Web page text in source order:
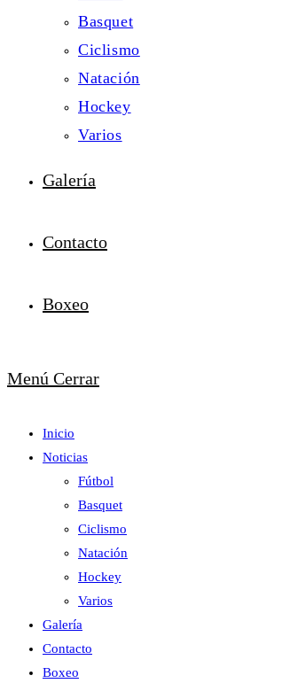
Basquet
Ciclismo
Natación
Hockey
Varios
Galería
Contacto
Boxeo
Menú Cerrar
Inicio
Noticias
Fútbol
Basquet
Ciclismo
Natación
Hockey
Varios
Galería
Contacto
Boxeo